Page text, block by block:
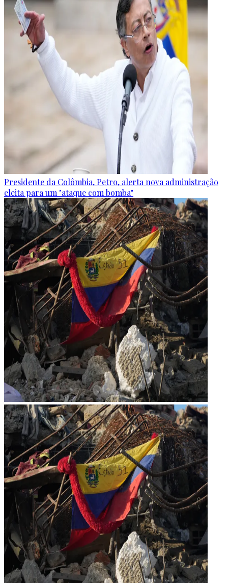
Presidente da Colômbia, Petro, alerta nova administração
eleita para um "ataque com bomba"